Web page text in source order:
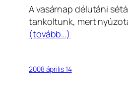
A vasárnap délutáni
tankoltunk, mert
(tovább…)
2008 április 14